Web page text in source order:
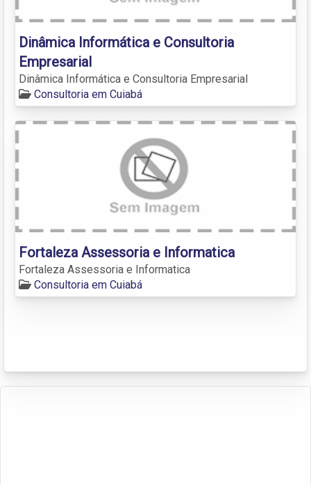
Dinâmica Informática e Consultoria
Empresarial
Dinâmica Informática e Consultoria Empresarial
Consultoria em Cuiabá
Fortaleza Assessoria e Informatica
Fortaleza Assessoria e Informatica
Consultoria em Cuiabá